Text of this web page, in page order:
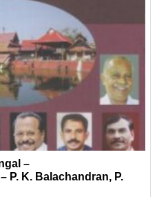
–
K. Balachandran, P.